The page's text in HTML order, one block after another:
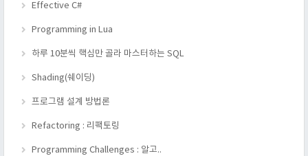
Effective C#
Programming in Lua
하루 10분씩 핵심만 골라 마스터하는 SQL
Shading(쉐이딩)
프로그램 설계 방법론
Refactoring : 리팩토링
Programming Challenges : 알고..